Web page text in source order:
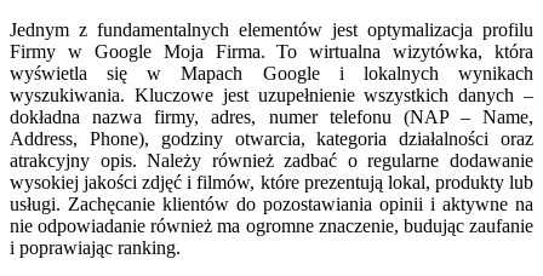
Jednym z fundamentalnych elementów jest optymalizacja profilu
Firmy w Google Moja Firma. To wirtualna wizytówka, która
wyświetla się w Mapach Google i lokalnych wynikach
wyszukiwania. Kluczowe jest uzupełnienie wszystkich danych –
dokładna nazwa firmy, adres, numer telefonu (NAP – Name,
Address, Phone), godziny otwarcia, kategoria działalności oraz
atrakcyjny opis. Należy również zadbać o regularne dodawanie
wysokiej jakości zdjęć i filmów, które prezentują lokal, produkty lub
usługi. Zachęcanie klientów do pozostawiania opinii i aktywne na
nie odpowiadanie również ma ogromne znaczenie, budując zaufanie
i poprawiając ranking.